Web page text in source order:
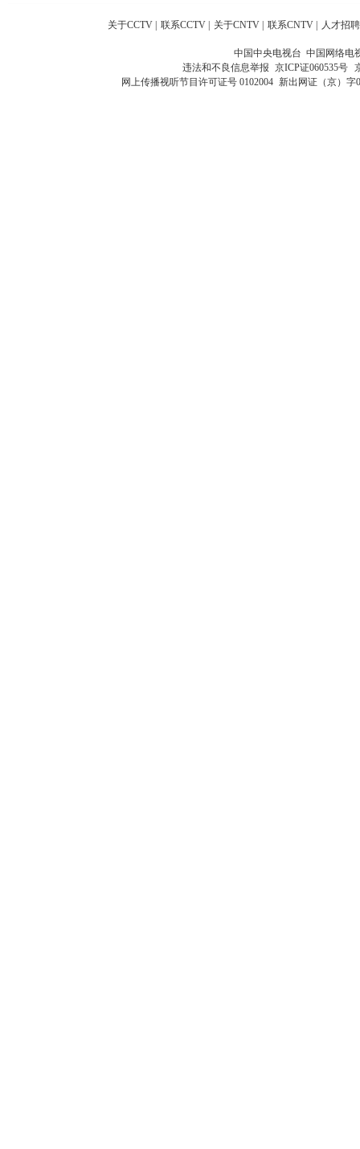
关于CCTV | 联系CCTV | 关于CNTV | 联系CNTV | 人才招聘
中国中央电视台 中国网络电
违法和不良信息举报 京ICP证060535号
网上传播视听节目许可证号 0102004 新出网证（京）